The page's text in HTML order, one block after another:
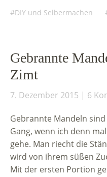
DIY und Selbermachen
Gebrannte
Zimt
7. Dezember 2015 6
Gebrannte Mandeln
Gang, wenn ich denn
gehe. Man riecht die
wird von ihrem süßen
Mit der ersten Portion